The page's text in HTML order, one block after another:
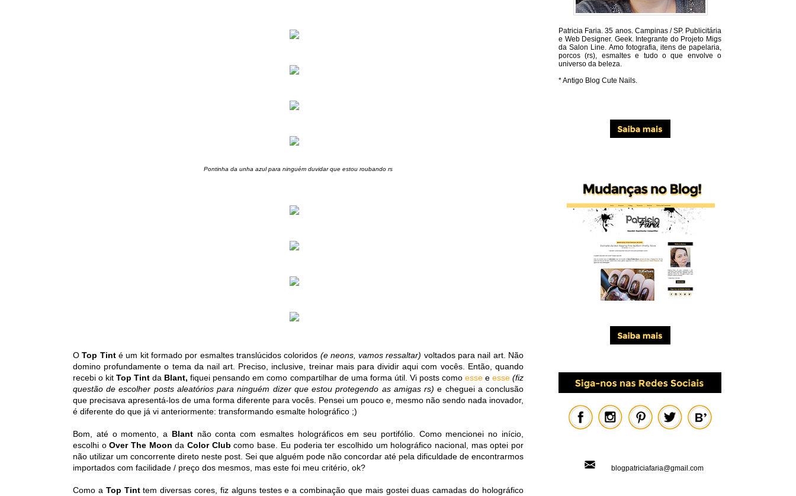
Pontinha da unha azul para ninguém duvidar que estou roubando rs
OTop Tinté um kit formado por esmaltes translúcidos coloridos (e neons, vamos ressaltar) voltados para nail art. Não
domino profundamente o tema da nail art. Preciso, inclusive, treinar mais para dividir aqui com vocês. Então, quando
recebi o kitTop Tint da Blant,fiquei pensando em como compartilhar de uma forma útil. Vi posts como essee esse (fiz
questão de escolher posts aleatórios para ninguém dizer que estou protegendo as amigas rs) e cheguei a conclusão
que precisava apresentá-los de uma forma diferente para vocês. Pensei um pouco e, mesmo não sendo nada inovador,
é diferente do que já vi anteriormente: transformando esmalte holográfico ;)
Bom, até o momento, a Blantnão conta com esmaltes holográficos em seu portifólio. Como mencionei no início,
escolhi oOver The MoondaColor Club como base. Eu poderia ter escolhido um holográfico nacional, mas optei por
não utilizar um concorrente direto neste post. Sei que alguém pode não concordar até pela dificuldade de encontrarmos
importados com facilidade / preço dos mesmos, mas este foi meu critério, ok?
Como a Top Tinttem diversas cores, fiz alguns testes e a combinação que mais gostei duas camadas do holográfico
Patricia Faria.35 anos. Campinas / SP. Publicitária
e Web Designer. Geek. Integrante do Projeto Migs
da Salon Line. Amo fotografia, itens de papelaria,
porcos (rs), esmaltes e tudo o que envolve o
universo da beleza.
* Antigo Blog Cute Nails.
blogpatriciafaria@gmail.com